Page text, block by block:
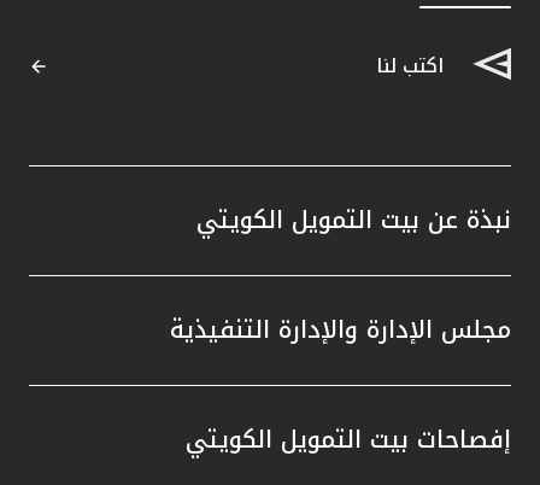
اكتب لنا
نبذة عن بيت التمويل الكويتي
مجلس الإدارة والإدارة التنفيذية
إفصاحات بيت التمويل الكويتي